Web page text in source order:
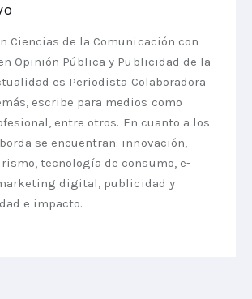
Ciencias de la Comunicación con
Opinión Pública y Publicidad de la
es Periodista Colaboradora
escribe para medios como
entre otros. En cuanto a los
se encuentran: innovación,
tecnología de consumo, e-
digital, publicidad y
e impacto.